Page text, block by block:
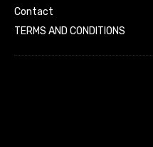
Contact
TERMS AND CONDITIONS